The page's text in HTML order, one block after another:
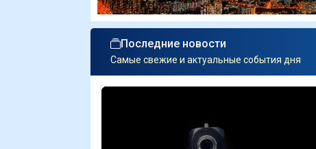
Последние новости
Самые свежие и актуальные события дня